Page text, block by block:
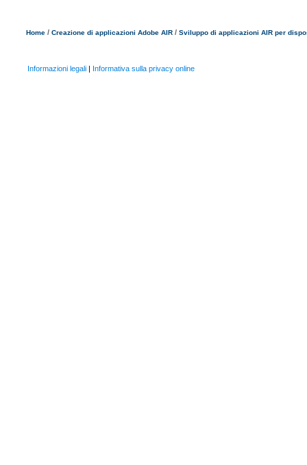
Home / Creazione di applicazioni Adobe AIR / Sviluppo di applicazioni AIR per
Informazioni legali | Informativa sulla privacy online